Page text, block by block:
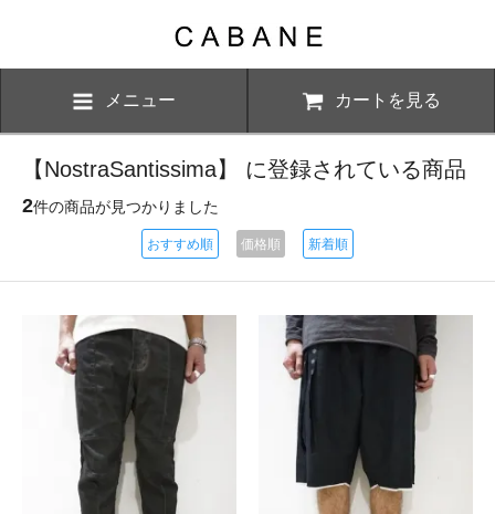
メニュー カートを見る
【NostraSantissima】 に登録されている商品
2件の商品が見つかりました
おすすめ順 価格順 新着順